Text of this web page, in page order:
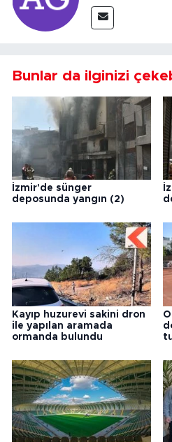
Bunlar da ilginizi
İzmir'de sünger
deposunda yangın (2)
Kayıp huzurevi sakini dron
ile yapılan aramada
ormanda bulundu